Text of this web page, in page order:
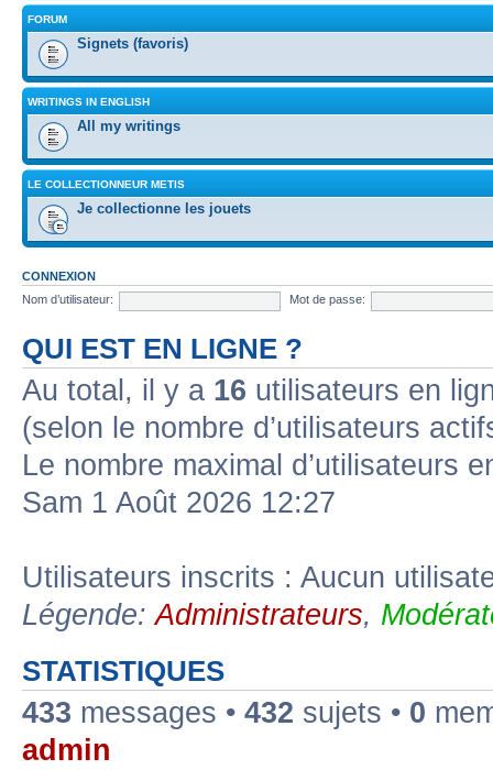
FORUM
Signets (favoris)
WRITINGS IN ENGLISH
All my writings
LE COLLECTIONNEUR METIS
Je collectionne les jouets
CONNEXION
Nom d’utilisateur:
Mot de passe:
QUI EST EN LIGNE ?
Au total, il y a 16 utilisateurs en
(selon le nombre d’utilisateurs
Le nombre maximal d’utilisateurs
Sam 1 Août 2026 12:27
Utilisateurs inscrits : Aucun
Légende:Administrateurs,
STATISTIQUES
433 messages • 432 sujets • 0
admin